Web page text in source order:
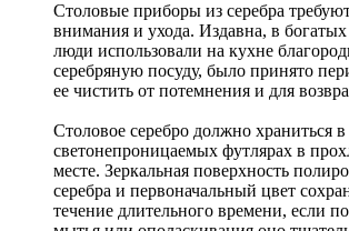
Столовые приборы из серебра
внимания и ухода. Издавна, в богатых
люди использовали на кухне
серебряную посуду, было принято
ее чистить от потемнения и для
Столовое серебро должно храниться в
светонепроницаемых футлярах в
месте. Зеркальная поверхность
серебра и первоначальный цвет
течение длительного времени, если